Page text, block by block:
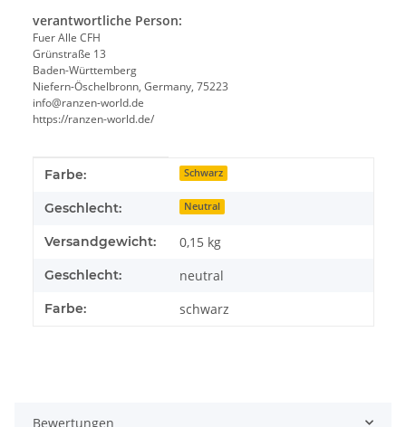
verantwortliche Person:
Fuer Alle CFH
Grünstraße 13
Baden-Württemberg
Niefern-Öschelbronn, Germany, 75223
info@ranzen-world.de
https://ranzen-world.de/
Produkteigenschaft
Wert
Farbe: Schwarz
Geschlecht: Neutral
Versandgewicht: 0,15 kg
Geschlecht: neutral
Farbe: schwarz
Bewertungen